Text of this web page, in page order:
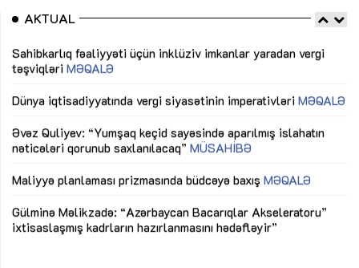
AKTUAL
Sahibkarlıq fəaliyyəti üçün inklüziv imkanlar yaradan vergi
təşviqləriMƏQALƏ
Dünya iqtisadiyyatında vergi siyasətinin imperativləri MƏQALƏ
Əvəz Quliyev: “Yumşaq keçid sayəsində aparılmış islahatın
nəticələri qorunub saxlanılacaq”MÜSAHİBƏ
Maliyyə planlaması prizmasında büdcəyə baxış MƏQALƏ
Gülminə Məlikzadə: “Azərbaycan Bacarıqlar Akseleratoru”
ixtisaslaşmış kadrların hazırlanmasını hədəfləyir”